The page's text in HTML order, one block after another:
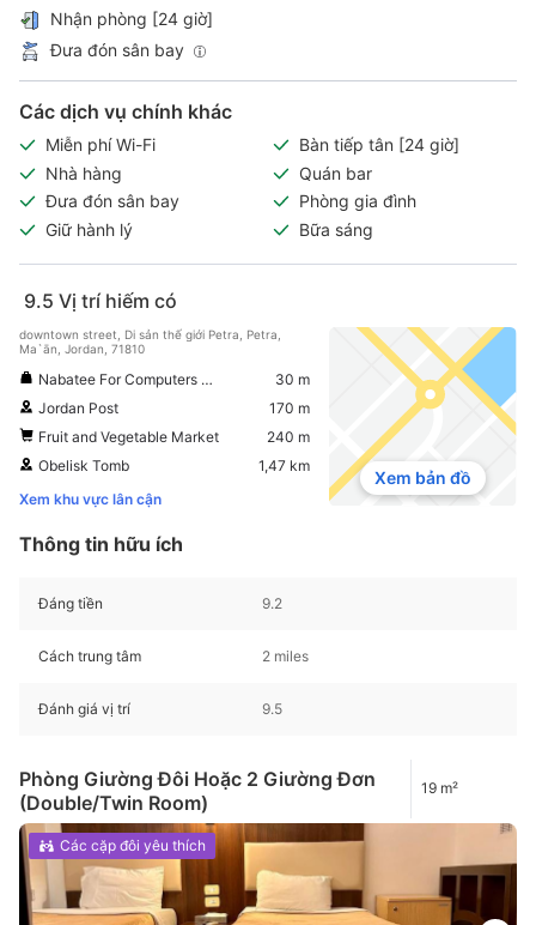
Nhận phòng [24 giờ]
Đưa đón sân bay
Các dịch vụ chính khác
Miễn phí Wi-Fi
Bàn tiếp tân [24 giờ]
Nhà hàng
Quán bar
Đưa đón sân bay
Phòng gia đình
Giữ hành lý
Bữa sáng
9.5 Vị trí hiếm có
downtown street, Di sản thế giới Petra, Petra,
Ma`ān, Jordan, 71810
Nabatee For Computers Shop
30 m
Jordan Post
170 m
Fruit and Vegetable Market
240 m
Obelisk Tomb
1,47 km
Xem khu vực lân cận
Xem bản đồ
Thông tin hữu ích
Đáng tiền 9.2
Cách trung tâm 2 miles
Đánh giá vị trí 9.5
Phòng Giường Đôi Hoặc 2 Giường Đơn
(Double/Twin Room)
19 m²
Các cặp đôi yêu thích